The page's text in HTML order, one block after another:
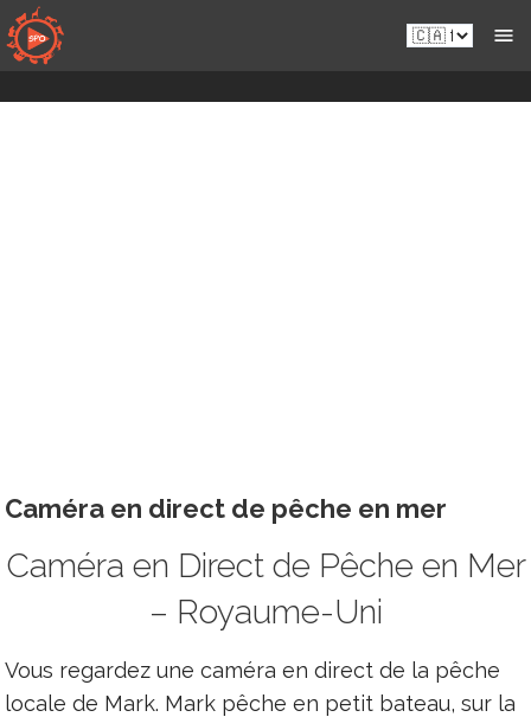
Skip
to
content
fr-
ca.sportsmansparadiseonline.com
Caméra en direct de pêche en mer
Caméra en Direct de Pêche en Mer
– Royaume-Uni
Vous regardez une caméra en direct de la pêche
locale de Mark. Mark pêche en petit bateau, sur la